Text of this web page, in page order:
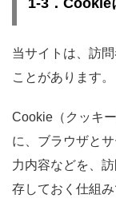
1-3．Cookie
当サイトは、訪
ことがあります。
Cookie（クッキ
に、ブラウザと
力内容などを、
存しておく仕組み